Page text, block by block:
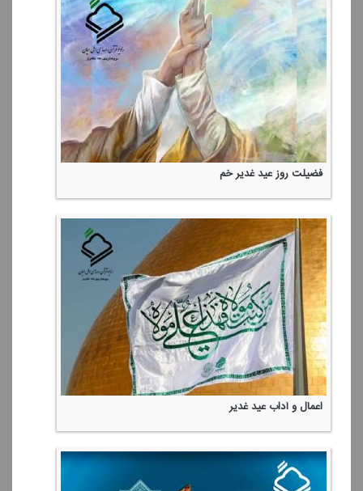
فضیلت روز عید غدیر خم
اعمال و آداب عید غدیر